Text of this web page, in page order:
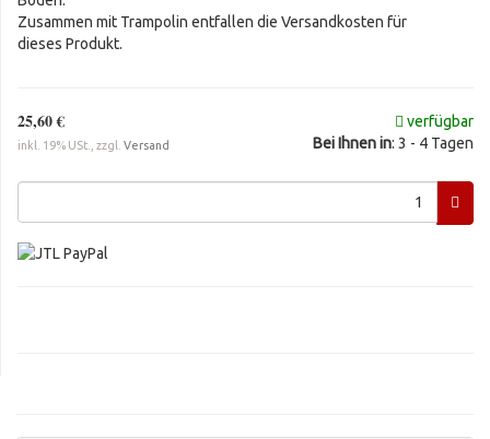
Zusammen mit Trampolin entfallen die Versandkosten für
dieses Produkt.
25,60 €
inkl. 19% USt., zzgl. Versand
verfügbar
Bei Ihnen in: 3 - 4 Tagen